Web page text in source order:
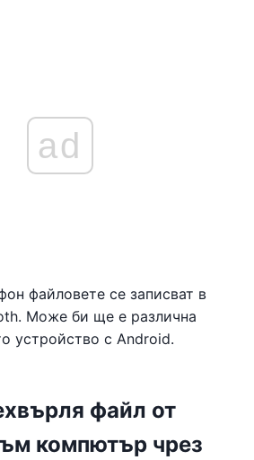
ad
файловете се записват в
Може би ще е различна
устройство с Android.
файл от
компютър чрез